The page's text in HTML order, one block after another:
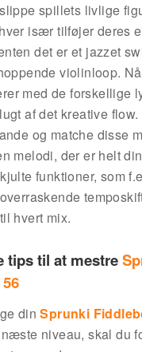
spillets livlige
især tilføjer deres
det er et jazzet
violinloop.
med de forskellige
af det kreative
og matche disse
melodi, der er helt
funktioner, som
hvert mix.
tips til at mestre
dinSprunki
niveau, skal du